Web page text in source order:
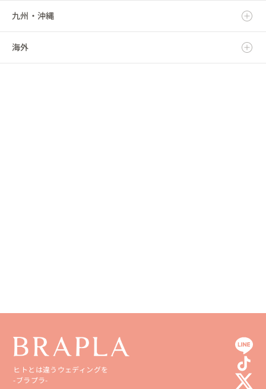
福島県
千葉県
東京都
三重県
石川県
福井県
京都府
大阪府
鳥取県
島根県
九州・沖縄
福岡県
海外
ヒトとは違うウェディングを
-ブラプラ-